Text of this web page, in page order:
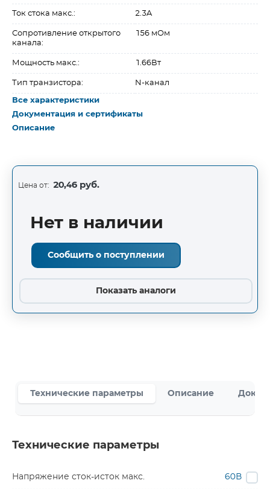
Ток стока макс.: 2.3A
Сопротивление открытого
канала:
156 мОм
Мощность макс.: 1.66Вт
Тип транзистора: N-канал
Все характеристики
Документация и сертификаты
Описание
Цена от: 20,46 руб.
Нет в наличии
Сообщить о поступлении
Показать аналоги
Технические параметры Описание
Технические параметры
Напряжение сток-исток макс. 60В